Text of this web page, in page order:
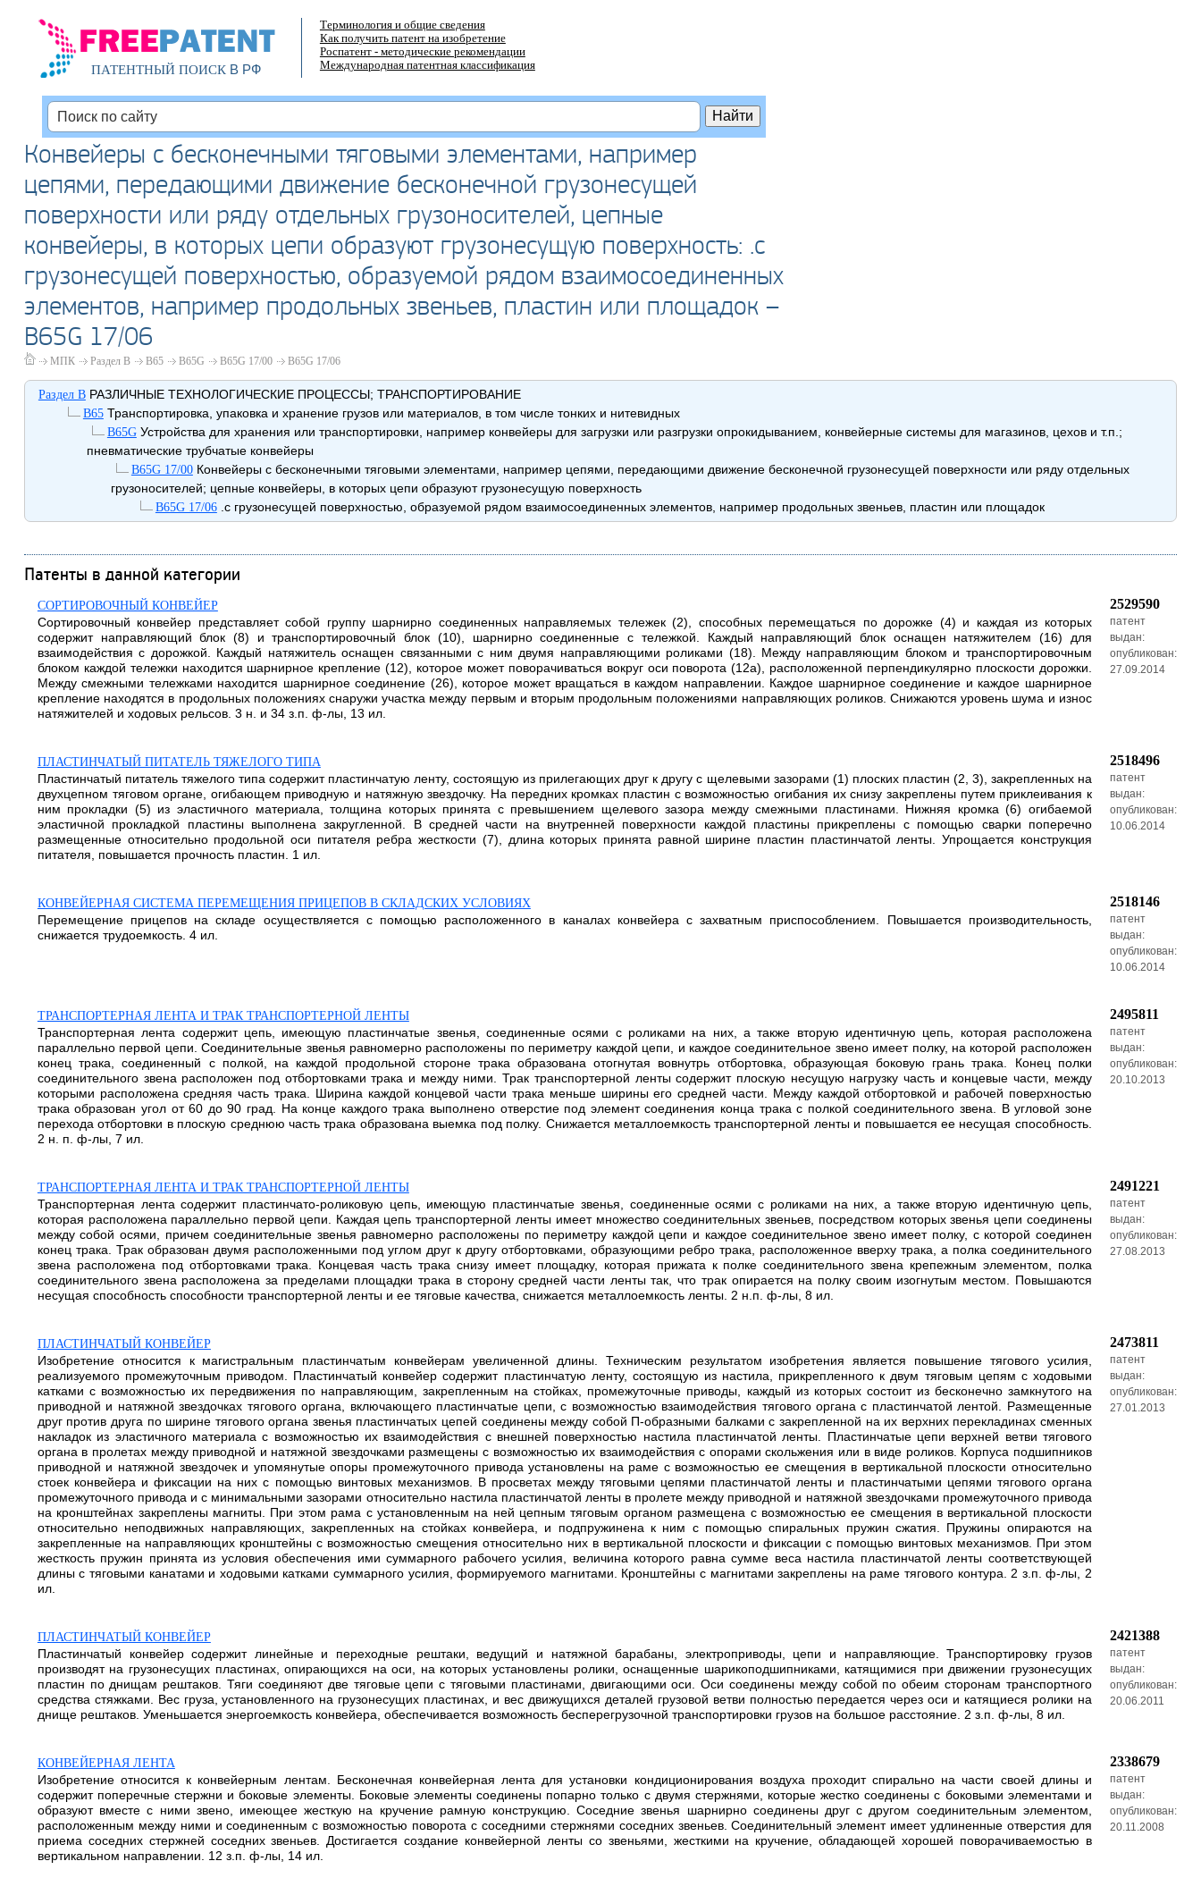
ПАТЕНТНЫЙ ПОИСКВ РФ
Терминология и общие сведения
Как получить патент на изобретение
Роспатент - методические рекомендации
Международная патентная классификация
Конвейеры с бесконечными тяговыми элементами, например
цепями, передающими движение бесконечной грузонесущей
поверхности или ряду отдельных грузоносителей, цепные
конвейеры, в которых цепи образуют грузонесущую поверхность: .с
грузонесущей поверхностью, образуемой рядом взаимосоединенных
элементов, например продольных звеньев, пластин или площадок –
B65G 17/06
МПК Раздел B B65 B65G B65G 17/00 B65G 17/06
Раздел BРАЗЛИЧНЫЕ ТЕХНОЛОГИЧЕСКИЕ ПРОЦЕССЫ; ТРАНСПОРТИРОВАНИЕ
B65Транспортировка, упаковка и хранение грузов или материалов, в том числе тонких и нитевидных
B65GУстройства для хранения или транспортировки, например конвейеры для загрузки или разгрузки опрокидыванием, конвейерные системы для магазинов, цехов и т.п.;
пневматические трубчатые конвейеры
B65G 17/00Конвейеры с бесконечными тяговыми элементами, например цепями, передающими движение бесконечной грузонесущей поверхности или ряду отдельных
грузоносителей; цепные конвейеры, в которых цепи образуют грузонесущую поверхность
B65G 17/06.с грузонесущей поверхностью, образуемой рядом взаимосоединенных элементов, например продольных звеньев, пластин или площадок
Патенты в данной категории
СОРТИРОВОЧНЫЙ КОНВЕЙЕР
Сортировочный конвейер представляет собой группу шарнирно соединенных направляемых тележек (2), способных перемещаться по дорожке (4) и каждая из которых
содержит направляющий блок (8) и транспортировочный блок (10), шарнирно соединенные с тележкой. Каждый направляющий блок оснащен натяжителем (16) для
взаимодействия с дорожкой. Каждый натяжитель оснащен связанными с ним двумя направляющими роликами (18). Между направляющим блоком и транспортировочным
блоком каждой тележки находится шарнирное крепление (12), которое может поворачиваться вокруг оси поворота (12а), расположенной перпендикулярно плоскости дорожки.
Между смежными тележками находится шарнирное соединение (26), которое может вращаться в каждом направлении. Каждое шарнирное соединение и каждое шарнирное
крепление находятся в продольных положениях снаружи участка между первым и вторым продольным положениями направляющих роликов. Снижаются уровень шума и износ
натяжителей и ходовых рельсов. 3 н. и 34 з.п. ф-лы, 13 ил.
2529590
патент
выдан:
опубликован:
27.09.2014
ПЛАСТИНЧАТЫЙ ПИТАТЕЛЬ ТЯЖЕЛОГО ТИПА
Пластинчатый питатель тяжелого типа содержит пластинчатую ленту, состоящую из прилегающих друг к другу с щелевыми зазорами (1) плоских пластин (2, 3), закрепленных на
двухцепном тяговом органе, огибающем приводную и натяжную звездочку. На передних кромках пластин с возможностью огибания их снизу закреплены путем приклеивания к
ним прокладки (5) из эластичного материала, толщина которых принята с превышением щелевого зазора между смежными пластинами. Нижняя кромка (6) огибаемой
эластичной прокладкой пластины выполнена закругленной. В средней части на внутренней поверхности каждой пластины прикреплены с помощью сварки поперечно
размещенные относительно продольной оси питателя ребра жесткости (7), длина которых принята равной ширине пластин пластинчатой ленты. Упрощается конструкция
питателя, повышается прочность пластин. 1 ил.
2518496
патент
выдан:
опубликован:
10.06.2014
КОНВЕЙЕРНАЯ СИСТЕМА ПЕРЕМЕЩЕНИЯ ПРИЦЕПОВ В СКЛАДСКИХ УСЛОВИЯХ
Перемещение прицепов на складе осуществляется с помощью расположенного в каналах конвейера с захватным приспособлением. Повышается производительность,
снижается трудоемкость. 4 ил.
2518146
патент
выдан:
опубликован:
10.06.2014
ТРАНСПОРТЕРНАЯ ЛЕНТА И ТРАК ТРАНСПОРТЕРНОЙ ЛЕНТЫ
Транспортерная лента содержит цепь, имеющую пластинчатые звенья, соединенные осями с роликами на них, а также вторую идентичную цепь, которая расположена
параллельно первой цепи. Соединительные звенья равномерно расположены по периметру каждой цепи, и каждое соединительное звено имеет полку, на которой расположен
конец трака, соединенный с полкой, на каждой продольной стороне трака образована отогнутая вовнутрь отбортовка, образующая боковую грань трака. Конец полки
соединительного звена расположен под отбортовками трака и между ними. Трак транспортерной ленты содержит плоскую несущую нагрузку часть и концевые части, между
которыми расположена средняя часть трака. Ширина каждой концевой части трака меньше ширины его средней части. Между каждой отбортовкой и рабочей поверхностью
трака образован угол от 60 до 90 град. На конце каждого трака выполнено отверстие под элемент соединения конца трака с полкой соединительного звена. В угловой зоне
перехода отбортовки в плоскую среднюю часть трака образована выемка под полку. Снижается металлоемкость транспортерной ленты и повышается ее несущая способность.
2 н. п. ф-лы, 7 ил.
2495811
патент
выдан:
опубликован:
20.10.2013
ТРАНСПОРТЕРНАЯ ЛЕНТА И ТРАК ТРАНСПОРТЕРНОЙ ЛЕНТЫ
Транспортерная лента содержит пластинчато-роликовую цепь, имеющую пластинчатые звенья, соединенные осями с роликами на них, а также вторую идентичную цепь,
которая расположена параллельно первой цепи. Каждая цепь транспортерной ленты имеет множество соединительных звеньев, посредством которых звенья цепи соединены
между собой осями, причем соединительные звенья равномерно расположены по периметру каждой цепи и каждое соединительное звено имеет полку, с которой соединен
конец трака. Трак образован двумя расположенными под углом друг к другу отбортовками, образующими ребро трака, расположенное вверху трака, а полка соединительного
звена расположена под отбортовками трака. Концевая часть трака снизу имеет площадку, которая прижата к полке соединительного звена крепежным элементом, полка
соединительного звена расположена за пределами площадки трака в сторону средней части ленты так, что трак опирается на полку своим изогнутым местом. Повышаются
несущая способность способности транспортерной ленты и ее тяговые качества, снижается металлоемкость ленты. 2 н.п. ф-лы, 8 ил.
2491221
патент
выдан:
опубликован:
27.08.2013
ПЛАСТИНЧАТЫЙ КОНВЕЙЕР
Изобретение относится к магистральным пластинчатым конвейерам увеличенной длины. Техническим результатом изобретения является повышение тягового усилия,
реализуемого промежуточным приводом. Пластинчатый конвейер содержит пластинчатую ленту, состоящую из настила, прикрепленного к двум тяговым цепям с ходовыми
катками с возможностью их передвижения по направляющим, закрепленным на стойках, промежуточные приводы, каждый из которых состоит из бесконечно замкнутого на
приводной и натяжной звездочках тягового органа, включающего пластинчатые цепи, с возможностью взаимодействия тягового органа с пластинчатой лентой. Размещенные
друг против друга по ширине тягового органа звенья пластинчатых цепей соединены между собой П-образными балками с закрепленной на их верхних перекладинах сменных
накладок из эластичного материала с возможностью их взаимодействия с внешней поверхностью настила пластинчатой ленты. Пластинчатые цепи верхней ветви тягового
органа в пролетах между приводной и натяжной звездочками размещены с возможностью их взаимодействия с опорами скольжения или в виде роликов. Корпуса подшипников
приводной и натяжной звездочек и упомянутые опоры промежуточного привода установлены на раме с возможностью ее смещения в вертикальной плоскости относительно
стоек конвейера и фиксации на них с помощью винтовых механизмов. В просветах между тяговыми цепями пластинчатой ленты и пластинчатыми цепями тягового органа
промежуточного привода и с минимальными зазорами относительно настила пластинчатой ленты в пролете между приводной и натяжной звездочками промежуточного привода
на кронштейнах закреплены магниты. При этом рама с установленным на ней цепным тяговым органом размещена с возможностью ее смещения в вертикальной плоскости
относительно неподвижных направляющих, закрепленных на стойках конвейера, и подпружинена к ним с помощью спиральных пружин сжатия. Пружины опираются на
закрепленные на направляющих кронштейны с возможностью смещения относительно них в вертикальной плоскости и фиксации с помощью винтовых механизмов. При этом
жесткость пружин принята из условия обеспечения ими суммарного рабочего усилия, величина которого равна сумме веса настила пластинчатой ленты соответствующей
длины с тяговыми канатами и ходовыми катками суммарного усилия, формируемого магнитами. Кронштейны с магнитами закреплены на раме тягового контура. 2 з.п. ф-лы, 2
ил.
2473811
патент
выдан:
опубликован:
27.01.2013
ПЛАСТИНЧАТЫЙ КОНВЕЙЕР
Пластинчатый конвейер содержит линейные и переходные рештаки, ведущий и натяжной барабаны, электроприводы, цепи и направляющие. Транспортировку грузов
производят на грузонесущих пластинах, опирающихся на оси, на которых установлены ролики, оснащенные шарикоподшипниками, катящимися при движении грузонесущих
пластин по днищам рештаков. Тяги соединяют две тяговые цепи с тяговыми пластинами, двигающими оси. Оси соединены между собой по обеим сторонам транспортного
средства стяжками. Вес груза, установленного на грузонесущих пластинах, и вес движущихся деталей грузовой ветви полностью передается через оси и катящиеся ролики на
днище рештаков. Уменьшается энергоемкость конвейера, обеспечивается возможность бесперегрузочной транспортировки грузов на большое расстояние. 2 з.п. ф-лы, 8 ил.
2421388
патент
выдан:
опубликован:
20.06.2011
КОНВЕЙЕРНАЯ ЛЕНТА
Изобретение относится к конвейерным лентам. Бесконечная конвейерная лента для установки кондиционирования воздуха проходит спирально на части своей длины и
содержит поперечные стержни и боковые элементы. Боковые элементы соединены попарно только с двумя стержнями, которые жестко соединены с боковыми элементами и
образуют вместе с ними звено, имеющее жесткую на кручение рамную конструкцию. Соседние звенья шарнирно соединены друг с другом соединительным элементом,
расположенным между ними и соединенным с возможностью поворота с соседними стержнями соседних звеньев. Соединительный элемент имеет удлиненные отверстия для
приема соседних стержней соседних звеньев. Достигается создание конвейерной ленты со звеньями, жесткими на кручение, обладающей хорошей поворачиваемостью в
вертикальном направлении. 12 з.п. ф-лы, 14 ил.
2338679
патент
выдан:
опубликован:
20.11.2008